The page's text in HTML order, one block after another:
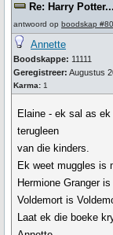
Re: Harry
antwoord op boodskap
Annette
Boodskappe: 11111
Geregistreer: Augustus
Karma: 1
Elaine - ek sal as
terugleen
van die kinders.
Ek weet muggles is
Hermione Granger
Voldemort is
Laat ek die boeke